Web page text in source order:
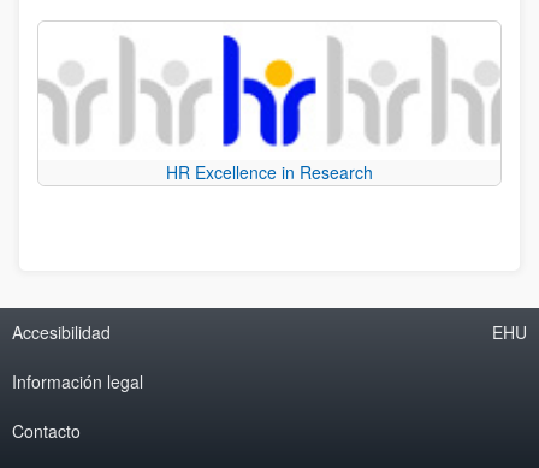
HR Excellence in Research
Accesibilidad
Información legal
Contacto
EHU